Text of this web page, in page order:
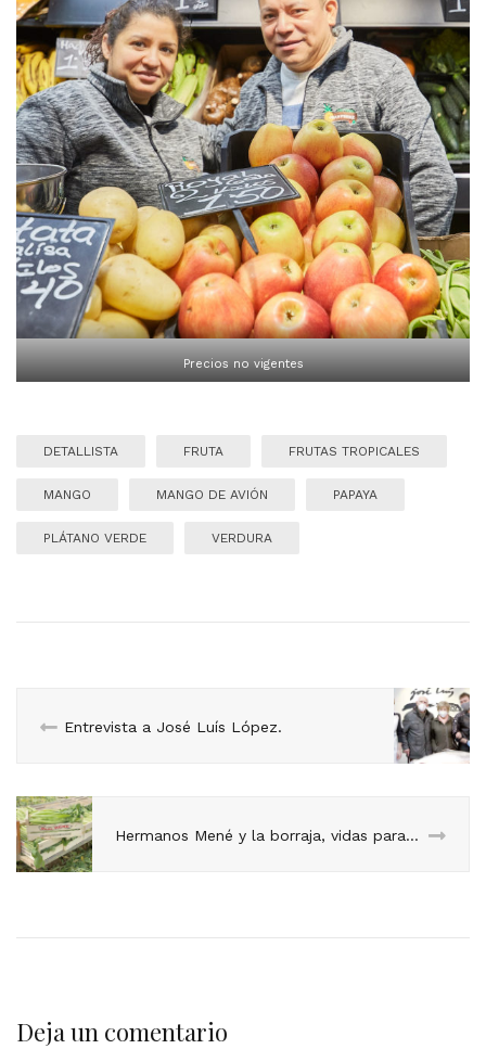
Precios no vigentes
DETALLISTA FRUTA FRUTAS TROPICALES
MANGO MANGO DE AVIÓN PAPAYA
PLÁTANO VERDE VERDURA
Entrevista a José Luís López.
Hermanos Mené y la borraja, vidas paralelas.
Deja un comentario